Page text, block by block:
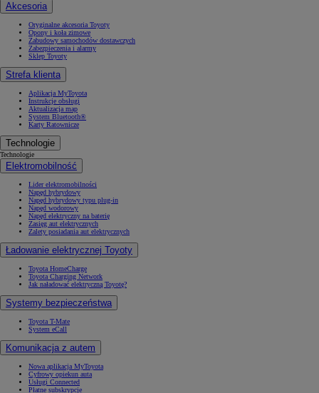
Akcesoria
Oryginalne akcesoria Toyoty
Opony i koła zimowe
Zabudowy samochodów dostawczych
Zabezpieczenia i alarmy
Sklep Toyoty
Strefa klienta
Aplikacja MyToyota
Instrukcje obsługi
Aktualizacja map
System Bluetooth®
Karty Ratownicze
Technologie
Technologie
Elektromobilność
Lider elektromobilności
Napęd hybrydowy
Napęd hybrydowy typu plug-in
Napęd wodorowy
Napęd elektryczny na baterię
Zasięg aut elektrycznych
Zalety posiadania aut elektrycznych
Ładowanie elektrycznej Toyoty
Toyota HomeCharge
Toyota Charging Network
Jak naładować elektryczną Toyotę?
Systemy bezpieczeństwa
Toyota T-Mate
System eCall
Komunikacja z autem
Nowa aplikacja MyToyota
Cyfrowy opiekun auta
Usługi Connected
Płatne subskrypcje